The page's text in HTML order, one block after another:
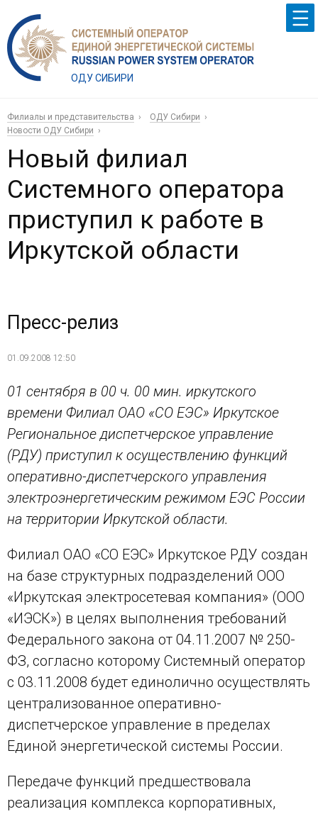
ОДУ СИБИРИ
Филиалы и представительства
ОДУ Сибири
Новости ОДУ Сибири
Новый филиал
Системного оператора
приступил к работе в
Иркутской области
Пресс-релиз
01.09.2008 12:50
01 сентября в 00 ч. 00 мин. иркутского
времени Филиал ОАО «СО ЕЭС» Иркутское
Региональное диспетчерское управление
(РДУ) приступил к осуществлению функций
оперативно-диспетчерского управления
электроэнергетическим режимом ЕЭС России
на территории Иркутской области.
Филиал ОАО «СО ЕЭС» Иркутское РДУ создан
на базе структурных подразделений ООО
«Иркутская электросетевая компания» (ООО
«ИЭСК») в целях выполнения требований
Федерального закона от 04.11.2007 № 250-
ФЗ, согласно которому Системный оператор
с 03.11.2008 будет единолично осуществлять
централизованное оперативно-
диспетчерское управление в пределах
Единой энергетической системы России.
Передаче функций предшествовала
реализация комплекса корпоративных,